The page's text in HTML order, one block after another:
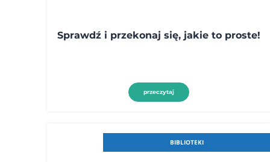
Sprawdź i przekonaj się, jakie to proste!
przeczytaj
BIBLIOTEKI